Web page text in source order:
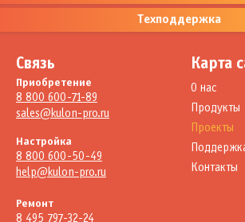
Техподдержка
Связь
Приобретение
8 800 600-71-89
sales@kulon-pro.ru
Настройка
8 800 600-50-49
help@kulon-pro.ru
Ремонт
8 495 797-32-24
Карта
О нас
Продукты
Проекты
Контакты